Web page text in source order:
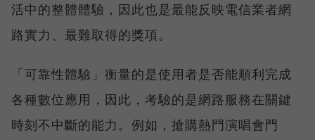
活中的整體體驗，因此也是最能反映電信業者網
路實力、最難取得的獎項。
「可靠性體驗」衡量的是使用者是否能順利完成
各種數位應用，因此，考驗的是網路服務在關鍵
時刻不中斷的能力。例如，搶購熱門演唱會門